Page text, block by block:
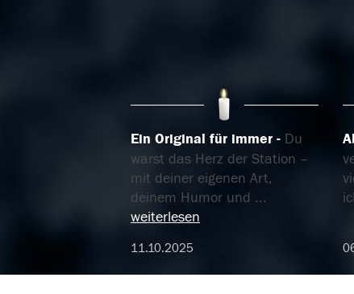
Ein Original für immer
Du
warst das Herz der Station –
mit deiner eigenen Art,
deinem Humor und ...
weiterlesen
11.10.2025